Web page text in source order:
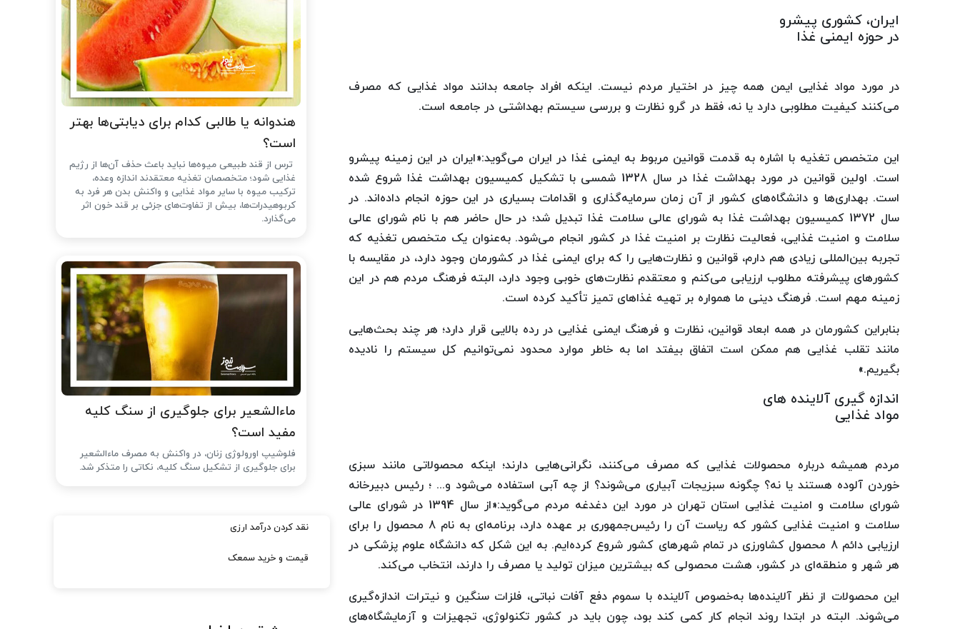
ایران، کشوری پیشرو
در حوزه ایمنی غذا
در مورد مواد غذایی ایمن همه چیز در اختیار مردم نیست. اینکه افراد جامعه بدانند مواد غذایی که مصرف
می‌کنند کیفیت مطلوبی دارد یا نه، فقط در گرو نظارت و بررسی سیستم بهداشتی در جامعه است.
این متخصص تغذیه با اشاره به قدمت قوانین مربوط به ایمنی غذا در ایران می‌گوید:«ایران در این زمینه پیشرو
است. اولین قوانین در مورد بهداشت غذا در سال 1328 شمسی با تشکیل کمیسیون بهداشت غذا شروع شده
است. بهداری‌ها و دانشگاه‌های کشور از آن زمان سرمایه‌گذاری و اقدامات بسیاری در این حوزه انجام داده‌اند. در
سال 1372 کمیسیون بهداشت غذا به شورای عالی سلامت غذا تبدیل شد؛ در حال حاضر هم با نام شورای عالی
سلامت و امنیت غذایی، فعالیت نظارت بر امنیت غذا در کشور انجام می‌شود. به‌عنوان یک متخصص تغذیه که
تجربه بین‌المللی زیادی هم دارم، قوانین و نظارت‌هایی را که برای ایمنی غذا در کشورمان وجود دارد، در مقایسه با
کشورهای پیشرفته مطلوب ارزیابی می‌کنم و معتقدم نظارت‌های خوبی وجود دارد، البته فرهنگ مردم هم در این
زمینه مهم است. فرهنگ دینی ما همواره بر تهیه غذاهای تمیز تأکید کرده است.
بنابراین کشورمان در همه ابعاد قوانین، نظارت و فرهنگ ایمنی غذایی در رده بالایی قرار دارد؛ هر چند بحث‌هایی
مانند تقلب غذایی هم ممکن است اتفاق بیفتد اما به خاطر موارد محدود نمی‌توانیم کل سیستم را نادیده
بگیریم.»
اندازه گیری آلاینده های
مواد غذایی
مردم همیشه درباره محصولات غذایی که مصرف می‌کنند، نگرانی‌هایی دارند؛ اینکه محصولاتی مانند سبزی
خوردن آلوده هستند یا نه؟ چگونه سبزیجات آبیاری می‌شوند؟ از چه آبی استفاده می‌شود و... ؛ رئیس دبیرخانه
شورای سلامت و امنیت غذایی استان تهران در مورد این دغدغه مردم می‌گوید:«از سال 1394 در شورای عالی
سلامت و امنیت غذایی کشور که ریاست آن را رئیس‌جمهوری بر عهده دارد، برنامه‌ای به نام 8 محصول را برای
ارزیابی دائم 8 محصول کشاورزی در تمام شهرهای کشور شروع کرده‌ایم. به این شکل که دانشگاه علوم پزشکی در
هر شهر و منطقه‌ای در کشور، هشت محصولی که بیشترین میزان تولید یا مصرف را دارند، انتخاب می‌کند.
این محصولات از نظر آلاینده‌ها به‌خصوص آلاینده با سموم دفع آفات نباتی، فلزات سنگین و نیترات اندازه‌گیری
می‌شوند. البته در ابتدا روند انجام کار کمی کند بود، چون باید در کشور تکنولوژی، تجهیزات و آزمایشگاه‌های
هندوانه یا طالبی کدام برای دیابتی‌ها بهتر
است؟
ترس از قند طبیعی میوه‌ها نباید باعث حذف آن‌ها از رژیم
غذایی شود؛ متخصصان تغذیه معتقدند اندازه وعده،
ترکیب میوه با سایر مواد غذایی و واکنش بدن هر فرد به
کربوهیدرات‌ها، بیش از تفاوت‌های جزئی بر قند خون اثر
می‌گذارد.
ماءالشعیر برای جلوگیری از سنگ کلیه
مفید است؟
فلوشیپ اورولوژی زنان، در واکنش به مصرف ماءالشعیر
برای جلوگیری از تشکیل سنگ کلیه، نکاتی را متذکر شد.
نقد کردن درآمد ارزی
قیمت و خرید سمعک